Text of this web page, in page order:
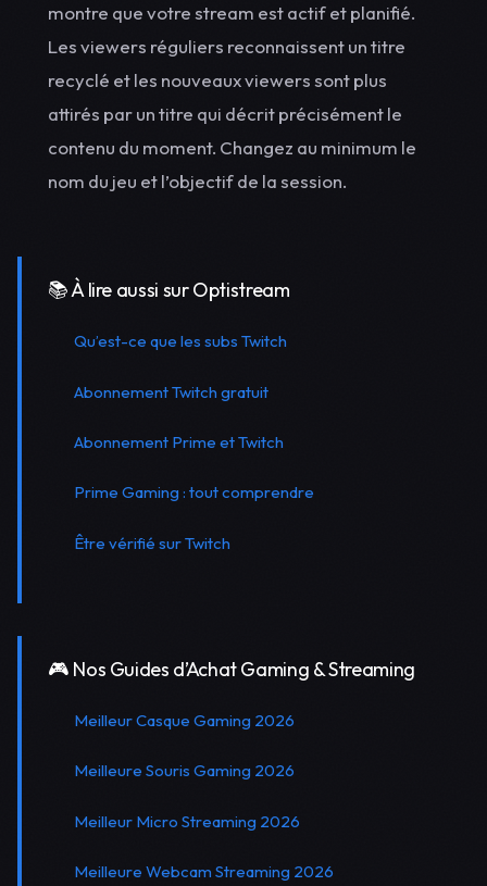
montre que votre stream est actif et planifié.
Les viewers réguliers reconnaissent un titre
recyclé et les nouveaux viewers sont plus
attirés par un titre qui décrit précisément le
contenu du moment. Changez au minimum le
nom du jeu et l’objectif de la session.
📚 À lire aussi sur Optistream
Qu’est-ce que les subs Twitch
Abonnement Twitch gratuit
Abonnement Prime et Twitch
Prime Gaming : tout comprendre
Être vérifié sur Twitch
🎮 Nos Guides d’Achat Gaming & Streaming
Meilleur Casque Gaming 2026
Meilleure Souris Gaming 2026
Meilleur Micro Streaming 2026
Meilleure Webcam Streaming 2026